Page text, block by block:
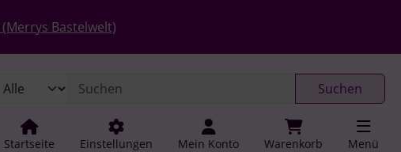
(Merrys Bastelwelt)
Suchen
Startseite Einstellungen Mein Konto Warenkorb Menü